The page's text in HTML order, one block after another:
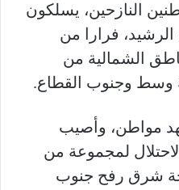
النازحين، يسلكون
فرارا من
الشمالية من
وسط وجنوب القطاع.
مواطن، وأصيب
لمجموعة من
شرق رفح جنوب